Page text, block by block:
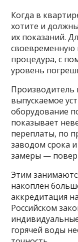
Когда в
хотите и
их показаний.
своевременную
процедура, с
уровень
Производитель
выпускаемое
оборудование
показывает
переплаты, по
заводом срока
замеры —
Этим
накоплен
аккредитация
Российском
горячей воды